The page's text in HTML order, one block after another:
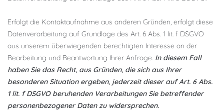
Erfolgt die Kontaktaufnahme aus anderen Gründen, erfolgt diese
Datenverarbeitung auf Grundlage des Art. 6 Abs. 1 lit. f DSGVO
aus unserem überwiegenden berechtigten Interesse an der
Bearbeitung und Beantwortung Ihrer Anfrage. In diesem Fall
haben Sie das Recht, aus Gründen, die sich aus Ihrer
besonderen Situation ergeben, jederzeit dieser auf Art. 6 Abs.
1 lit. f DSGVO beruhenden Verarbeitungen Sie betreffender
personenbezogener Daten zu widersprechen.